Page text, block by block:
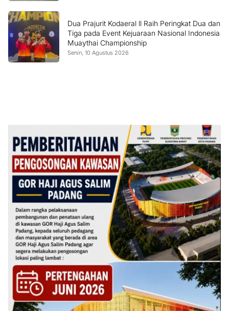
Dua Prajurit Kodaeral ll Raih Peringkat Dua dan
Tiga pada Event Kejuaraan Nasional Indonesia
Muaythai Championship
Senin, 10 Agustus 2026